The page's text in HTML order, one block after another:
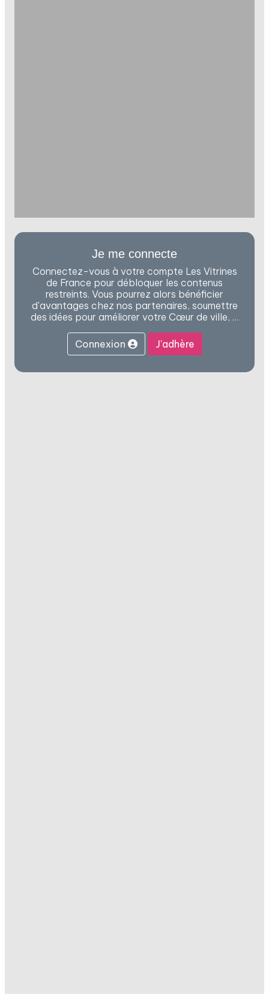
Je me connecte
Connectez-vous à votre compte Les Vitrines
de France pour débloquer les contenus
restreints. Vous pourrez alors bénéficier
d'avantages chez nos partenaires, soumettre
des idées pour améliorer votre Cœur de ville, …
Connexion J'adhère